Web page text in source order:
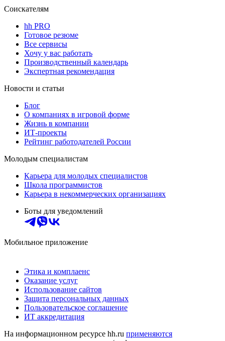
Соискателям
hh PRO
Готовое резюме
Все сервисы
Хочу у вас работать
Производственный календарь
Экспертная рекомендация
Новости и статьи
Блог
О компаниях в игровой форме
Жизнь в компании
ИТ-проекты
Рейтинг работодателей России
Молодым специалистам
Карьера для молодых специалистов
Школа программистов
Карьера в некоммерческих организациях
Боты для уведомлений
Мобильное приложение
Этика и комплаенс
Оказание услуг
Использование сайтов
Защита персональных данных
Пользовательское соглашение
ИТ аккредитация
На информационном ресурсе hh.ru применяются